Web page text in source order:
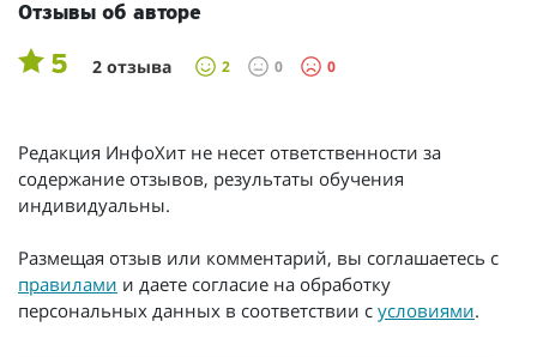
Отзывы об авторе
5 2 отзыва 2 0 0
Редакция ИнфоХит не несет ответственности за
содержание отзывов, результаты обучения
индивидуальны.
Размещая отзыв или комментарий, вы соглашаетесь с
правилами и даете согласие на обработку
персональных данных в соответствии с условиями.